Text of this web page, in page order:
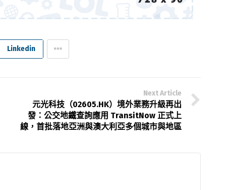
Linkedin
Next Article
元光科技（02605.HK）境外業務升級再出
發：公交地鐵查詢應用 TransitNow 正式上
線，首批落地亞洲與澳大利亞多個城市與地區